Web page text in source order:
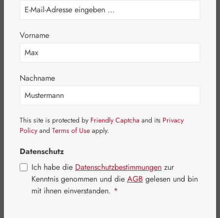
Bildergalerie überspringen
Vorname
Nachname
This site is protected by Friendly Captcha and its Privacy
Policy and Terms of Use apply.
Datenschutz
Ich habe die Datenschutzbestimmungen zur
Kenntnis genommen und die AGB gelesen und bin
mit ihnen einverstanden. *